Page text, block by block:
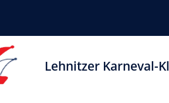
Lehnitzer Karneval-